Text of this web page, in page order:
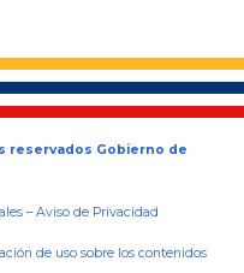
reservados Gobierno de
–Aviso de Privacidad
de uso sobre los contenidos